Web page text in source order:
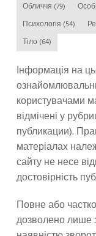
Обличчя (79)
Психологія (54)
Тіло (64)
Інформація на
користувачами
відмічені у
публикации).
матеріалах
сайту не несе
достовірність
Повне або
дозволено лише